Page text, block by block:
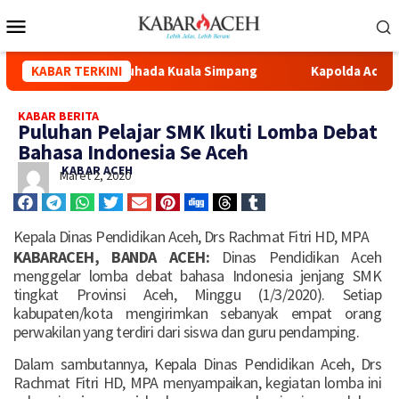
KABAR TERKINI
Masjid Syuhada Kuala Simpang Kapolda Aceh
KABAR BERITA
Puluhan Pelajar SMK Ikuti Lomba Debat
Bahasa Indonesia Se Aceh
KABAR ACEH
Maret 2, 2020
Kepala Dinas Pendidikan Aceh, Drs Rachmat Fitri HD, MPA
KABARACEH, BANDA ACEH:Dinas Pendidikan Aceh
menggelar lomba debat bahasa Indonesia jenjang SMK
tingkat Provinsi Aceh, Minggu (1/3/2020). Setiap
kabupaten/kota mengirimkan sebanyak empat orang
perwakilan yang terdiri dari siswa dan guru pendamping.
Dalam sambutannya, Kepala Dinas Pendidikan Aceh, Drs
Rachmat Fitri HD, MPA menyampaikan, kegiatan lomba ini